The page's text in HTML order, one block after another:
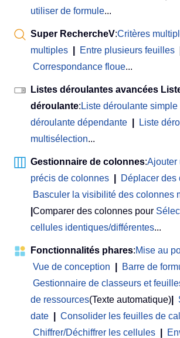
utiliser de formule...
Super RechercheV:Critères
multiples
Entre plusieurs feuilles
Correspondance floue...
Listes déroulantes avancées
déroulante: Liste déroulante simple
déroulante dépendante
Liste
multisélection...
Gestionnaire de colonnes:Ajouter
précis de colonnes
Déplacer des
Basculer la visibilité des colonnes
Comparer des colonnes pour
cellules identiques/différentes...
Fonctionnalités phares:Mise au
Vue de conception
Barre de
Gestionnaire de classeurs et
de ressources(Texte automatique)
date
Consolider les feuilles de
Chiffrer/Déchiffrer les cellules